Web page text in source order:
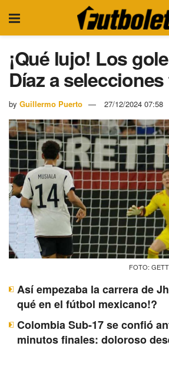
¡Qué lujo! Los
Díaz a
by Guillermo Puerto 27/12/2024 07:58
FOTO:
Así empezaba la carrera de
qué en el fútbol mexicano!?
Colombia Sub-17 se confió
minutos finales: doloroso